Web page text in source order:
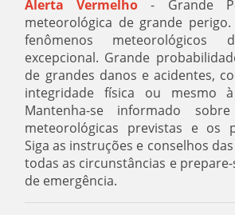
Alerta Vermelho - Grande
meteorológica de grande
fenômenos meteorológicos
excepcional. Grande
de grandes danos e acidentes,
integridade física ou mesmo
Mantenha-se informado
meteorológicas previstas e os
Siga as instruções e conselhos
todas as circunstâncias e
de emergência.